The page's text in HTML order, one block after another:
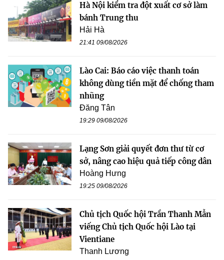
Hà Nội kiểm tra đột xuất cơ sở làm
bánh Trung thu
Hải Hà
21:41 09/08/2026
Lào Cai: Báo cáo việc thanh toán
không dùng tiền mặt để chống tham
nhũng
Đăng Tân
19:29 09/08/2026
Lạng Sơn giải quyết đơn thư từ cơ
sở, nâng cao hiệu quả tiếp công dân
Hoàng Hưng
19:25 09/08/2026
Chủ tịch Quốc hội Trần Thanh Mẫn
viếng Chủ tịch Quốc hội Lào tại
Vientiane
Thanh Lương